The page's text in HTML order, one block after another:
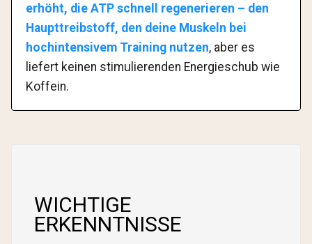
erhöht, die ATP schnell regenerieren – den
Haupttreibstoff, den deine Muskeln bei
hochintensivem Training nutzen, aber es
liefert keinen stimulierenden Energieschub wie
Koffein.
WICHTIGE
ERKENNTNISSE